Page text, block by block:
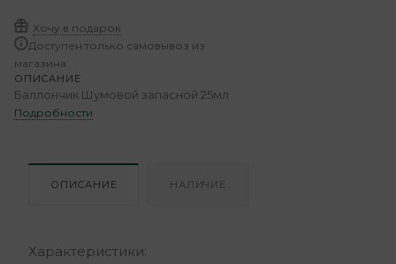
Хочу в подарок
Доступен только самовывоз из
магазина.
ОПИСАНИЕ
Баллончик Шумовой запасной 25мл
Подробности
ОПИСАНИЕ НАЛИЧИЕ
Характеристики: